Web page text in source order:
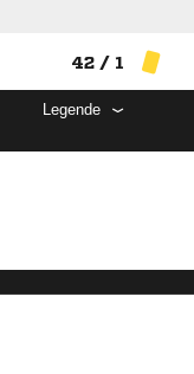
42 / 1
Legende